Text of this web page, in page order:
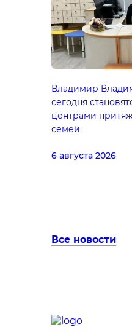
Владимир
сегодня
центрами
семей
6 августа 2026
Все новости